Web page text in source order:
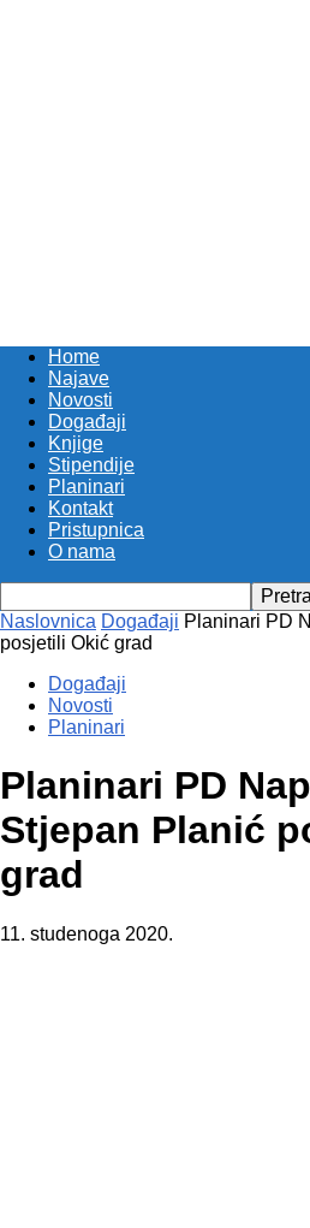
Home
Najave
Novosti
Događaji
Knjige
Stipendije
Planinari
Kontakt
Pristupnica
O nama
Naslovnica Događaji Planinari PD
posjetili Okić grad
Događaji
Novosti
Planinari
Planinari PD
Stjepan Planić
grad
11. studenoga 2020.